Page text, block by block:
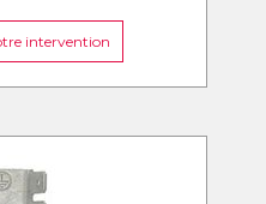
intervention